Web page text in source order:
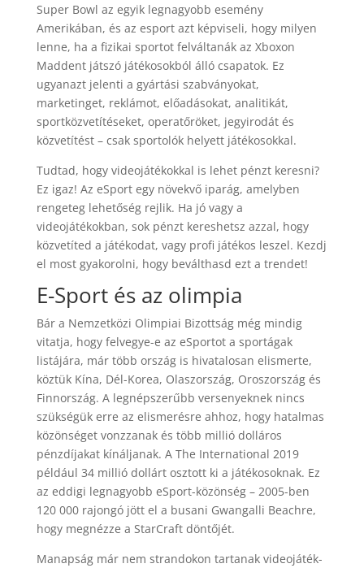
Super Bowl az egyik legnagyobb esemény
Amerikában, és az esport azt képviseli, hogy milyen
lenne, ha a fizikai sportot felváltanák az Xboxon
Maddent játszó játékosokból álló csapatok. Ez
ugyanazt jelenti a gyártási szabványokat,
marketinget, reklámot, előadásokat, analitikát,
sportközvetítéseket, operatőröket, jegyirodát és
közvetítést – csak sportolók helyett játékosokkal.
Tudtad, hogy videojátékokkal is lehet pénzt keresni?
Ez igaz! Az eSport egy növekvő iparág, amelyben
rengeteg lehetőség rejlik. Ha jó vagy a
videojátékokban, sok pénzt kereshetsz azzal, hogy
közvetíted a játékodat, vagy profi játékos leszel. Kezdj
el most gyakorolni, hogy beválthasd ezt a trendet!
E-Sport és az olimpia
Bár a Nemzetközi Olimpiai Bizottság még mindig
vitatja, hogy felvegye-e az eSportot a sportágak
listájára, már több ország is hivatalosan elismerte,
köztük Kína, Dél-Korea, Olaszország, Oroszország és
Finnország. A legnépszerűbb versenyeknek nincs
szükségük erre az elismerésre ahhoz, hogy hatalmas
közönséget vonzzanak és több millió dolláros
pénzdíjakat kínáljanak. A The International 2019
például 34 millió dollárt osztott ki a játékosoknak. Ez
az eddigi legnagyobb eSport-közönség – 2005-ben
120 000 rajongó jött el a busani Gwangalli Beachre,
hogy megnézze a StarCraft döntőjét.
Manapság már nem strandokon tartanak videojáték-